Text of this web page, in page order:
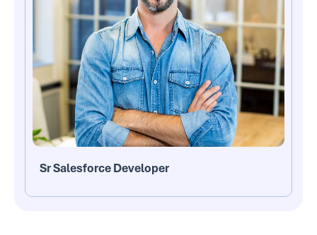
Sr Salesforce Developer